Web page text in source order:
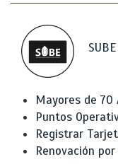
SUBE
Mayores de 70
Puntos
Registrar
Renovación